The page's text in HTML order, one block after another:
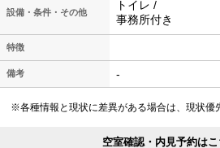
設備・条件・その他
トイレ /
事務所付き
特徴
備考 -
※各種情報と現状に差異がある場合は、現状優
空室確認・内見予約は